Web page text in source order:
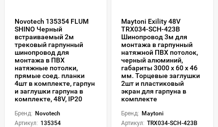
Novotech 135354 FLUM
SHINO Черный
встраиваемый 2м
трековый гарпунный
шинопровод для
монтажа в ПВХ
натяжные потолки,
прямые соед. планки
4шт в комплекте, гарпун
и заглушки гарпуна в
комплекте, 48V, IP20
Бренд: Novotech
Артикул: 135354
Maytoni Exility 48V
TRX034-SCH-423B
Шинопровод 3м для
монтажа в гарпунный
натяжной ПВХ потолок,
черный алюминий,
габариты 3000 x 60 x 46
мм. Торцевые заглушки
2шт и пластиковый
экран для гарпуна в
комплекте
Бренд: Maytoni
Артикул: TRX034-SCH-423B